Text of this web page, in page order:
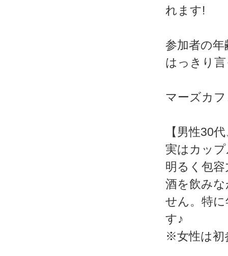
れます!
参加者の
はっきり
マーズカ
【男性30
実はカッ
明るく包
酒を飲み
せん。特
す♪
※女性は初